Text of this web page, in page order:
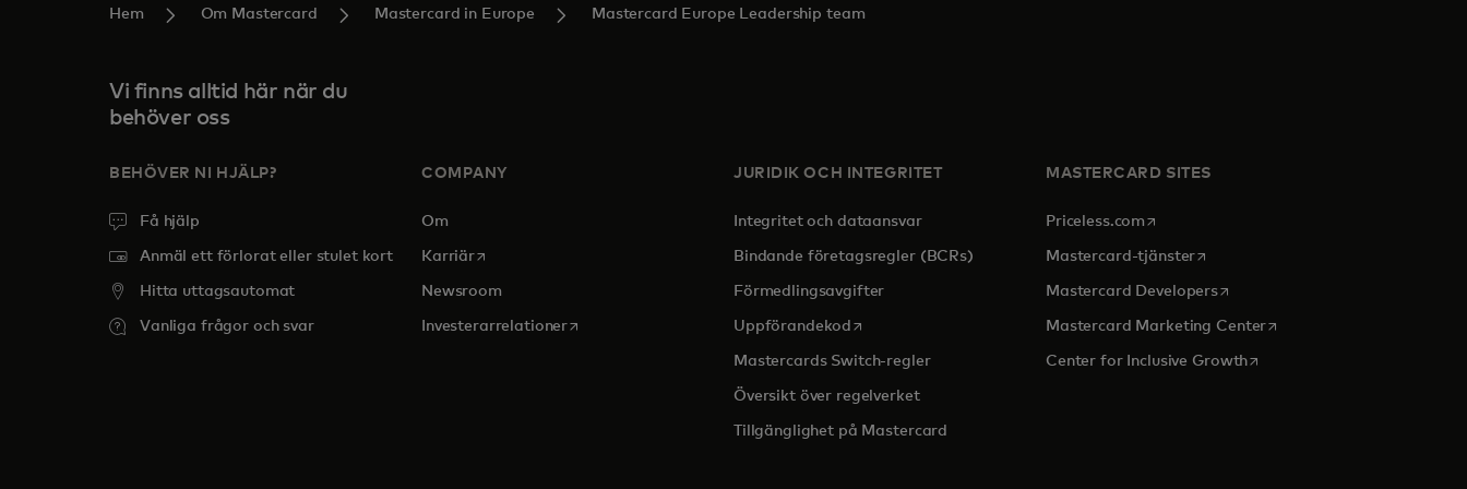
Hem Om Mastercard Mastercard in Europe Mastercard Europe Leadership team
Vi finns alltid här när du
behöver oss
BEHÖVER NI HJÄLP?
Få hjälp
Anmäl ett förlorat eller stulet kort
Hitta uttagsautomat
Vanliga frågor och svar
COMPANY
Om
Karriäropens in a new tab
Newsroom
Investerarrelationeropens in a new tab
JURIDIK OCH INTEGRITET
Integritet och dataansvar
Bindande företagsregler (BCRs)
Förmedlingsavgifter
Uppförandekod opens in a new tab
Mastercards Switch-regler
Översikt över regelverket
Tillgänglighet på Mastercard
MASTERCARD SITES
Priceless.com opens in a new tab
Mastercard-tjänsteropens in a new tab
Mastercard Developersopens in a new tab
Mastercard Marketing Centeropens in a new tab
Center for Inclusive Growthopens in a new tab